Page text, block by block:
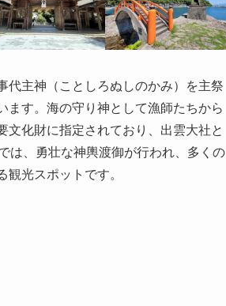
代主神（ことしろぬしのかみ）を主祭
ます。海の守り神として漁師たちから
文化財に指定されており、出雲大社と
は、勇壮な神輿渡御が行われ、多くの
光スポットです。